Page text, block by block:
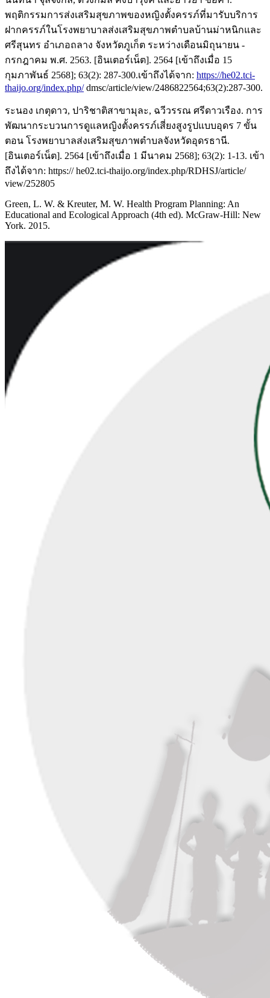
พฤติกรรมการส่งเสริมสุขภาพของหญิงตั้งครรภ์ที่มารับบริการ
ฝากครรภ์ในโรงพยาบาลส่งเสริมสุขภาพตําบลบ้านม่าหนิกและ
ศรีสุนทร อําเภอถลาง จังหวัดภูเก็ต ระหว่างเดือนมิถุนายน -
กรกฎาคม พ.ศ. 2563. [อินเตอร์เน็ต]. 2564 [เข้าถึงเมื่อ 15
กุมภาพันธ์ 2568]; 63(2): 287-300.เข้าถึงได้จาก: https://he02.tci-
thaijo.org/index.php/dmsc/article/view/2486822564;63(2):287-300.
ระนอง เกตุดาว, ปาริชาติสาขามุละ, ฉวีวรรณ ศรีดาวเรือง. การ
พัฒนากระบวนการดูแลหญิงตั้งครรภ์เสี่ยงสูงรูปแบบอุดร 7 ขั้น
ตอน โรงพยาบาลส่งเสริมสุขภาพตำบลจังหวัดอุดรธานี.
[อินเตอร์เน็ต]. 2564 [เข้าถึงเมื่อ 1 มีนาคม 2568]; 63(2): 1-13. เข้า
ถึงได้จาก: https:// he02.tci-thaijo.org/index.php/RDHSJ/article/
view/252805
Green, L. W. & Kreuter, M. W. Health Program Planning: An
Educational and Ecological Approach (4th ed). McGraw-Hill: New
York. 2015.